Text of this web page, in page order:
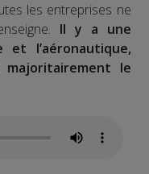
les entreprises ne
Il y a une
et l’aéronautique,
le